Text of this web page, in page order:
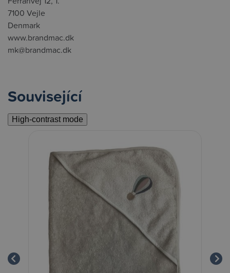
7100 Vejle
Denmark
www.brandmac.dk
mk@brandmac.dk
Související
High-contrast mode